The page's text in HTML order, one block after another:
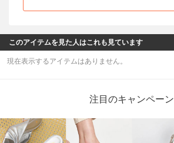
このアイテムを見た人はこれも見ています
現在表示するアイテムはありません。
注目のキャンペーン